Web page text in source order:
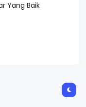
Yang Baik